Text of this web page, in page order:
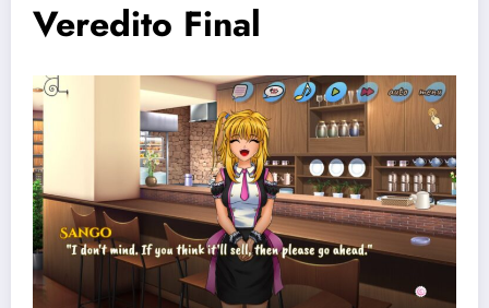
Veredito Final